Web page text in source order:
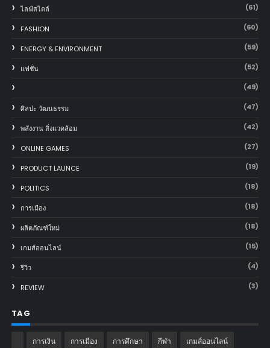
ไลฟ์สไตล์ (61)
FASHION (60)
ENERGY & ENVIRONMENT (59)
แฟชั่น (52)
(49)
ศิลปะ วัฒนธรรม (47)
พลังงาน สิ่งแวดล้อม (42)
ONLINE GAMES (27)
PRODUCT LAUNCE (19)
POLITICS (18)
การเมือง (18)
ผลิตภัณฑ์ใหม่ (18)
เกมส์ออนไลน์ (15)
รีวิว (4)
REVIEW (3)
TAG
การเงิน การเมือง การศึกษา กีฬา เกมส์ออนไลน์